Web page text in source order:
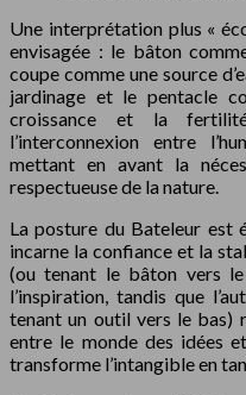
Une interprétation plus «
envisagée : le bâton
coupe comme une source
jardinage et le pentacle
croissance et la
l’interconnexion entre
mettant en avant la
respectueuse de la nature.
La posture du Bateleur est
incarne la confiance et la
(ou tenant le bâton vers
l’inspiration, tandis que
tenant un outil vers le bas)
entre le monde des idées
transforme l’intangible en